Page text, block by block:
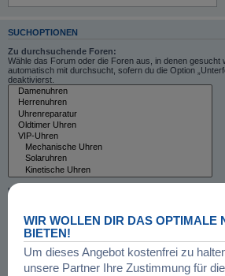
SUCHOPTIONEN
Zu durchsuchende Foren:
Wähle das Forum oder die Foren aus, in denen gesucht
automatisch mit durchsucht, sofern du die Option
deaktivierst.
Unterforen durchsuchen:
Innerhalb suchen:
Betreff und Text der Beiträge
Nur im Text der Beiträge
Nur im Betreff der Themen
Nur im ersten Beitrag der Themen
WIR WOLLEN DIR DAS OPTIMALE
BIETEN!
Um dieses Angebot kostenfrei zu
unsere Partner Ihre Zustimmung für